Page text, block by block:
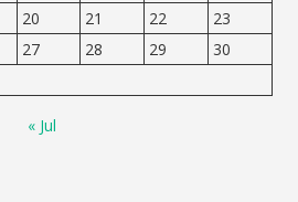
20 21 22
23
27 28 29
30
« Jul